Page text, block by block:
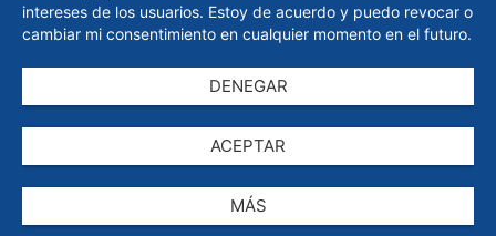
intereses de los usuarios. Estoy de acuerdo y puedo revocar o
cambiar mi consentimiento en cualquier momento en el futuro.
DENEGAR
ACEPTAR
MÁS